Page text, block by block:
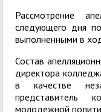
Рассмотрение
следующего дня
выполненными в
Состав
директора
в качестве
представитель
молодежной